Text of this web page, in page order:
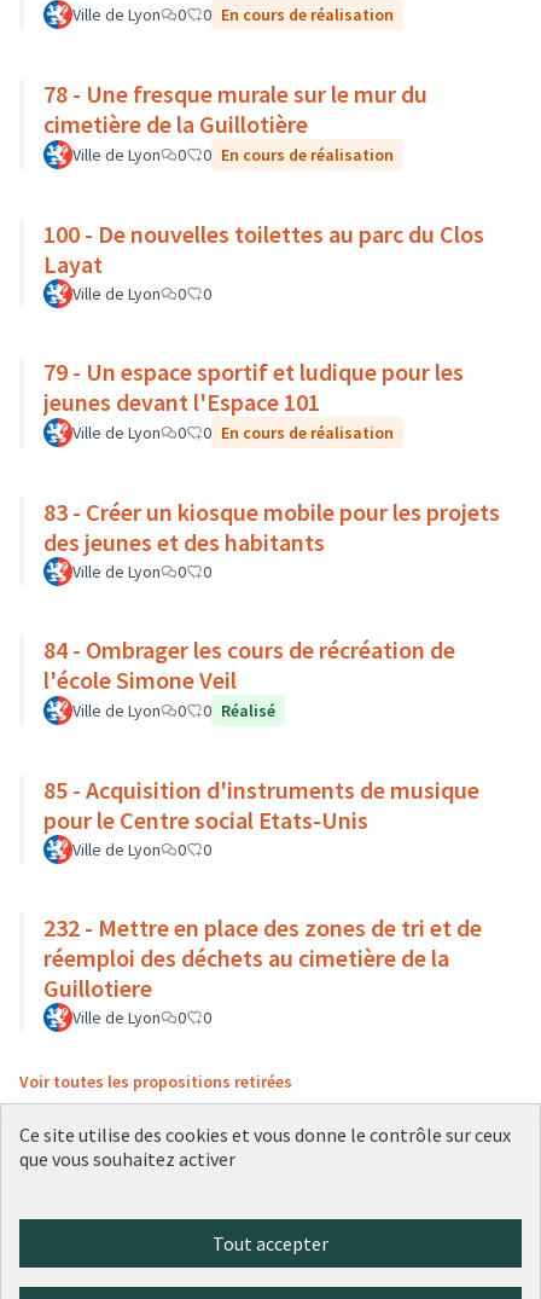
Ville de Lyon 0 0 En cours de réalisation
78 - Une fresque murale sur le mur du
cimetière de la Guillotière
Ville de Lyon 0 0 En cours de réalisation
100 - De nouvelles toilettes au parc du Clos
Layat
Ville de Lyon 0 0
79 - Un espace sportif et ludique pour les
jeunes devant l'Espace 101
Ville de Lyon 0 0 En cours de réalisation
83 - Créer un kiosque mobile pour les projets
des jeunes et des habitants
Ville de Lyon 0 0
84 - Ombrager les cours de récréation de
l'école Simone Veil
Ville de Lyon 0 0 Réalisé
85 - Acquisition d'instruments de musique
pour le Centre social Etats-Unis
Ville de Lyon 0 0
232 - Mettre en place des zones de tri et de
réemploi des déchets au cimetière de la
Guillotiere
Ville de Lyon 0 0
Voir toutes les propositions retirées
(Lien externe)
(Lien externe)
(Lien externe)
(Lien externe)
(Lien externe)
Ce site utilise des cookies et vous donne le contrôle sur ceux
que vous souhaitez activer
Tout accepter